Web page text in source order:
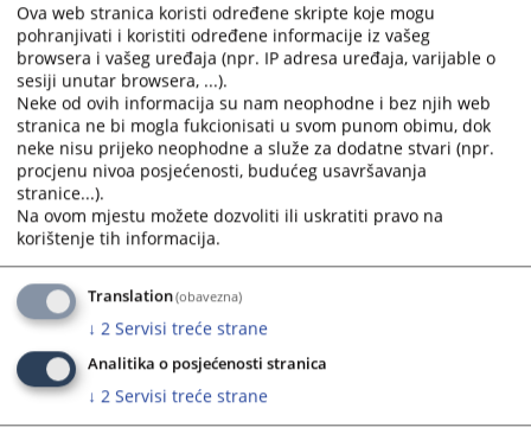
Naziv
Okružni sud u Trebinju
Naziv institucije:
Okružni sud u Trebinju
Adresa:
Vojvode Stepe Stepanovića br. 18, 89101 Trebinje
+387 59 491 400
Telefaks:
+387 59 491 410
Web stranica:
https://oksud-trebinje.pravosudje.ba
Radno vrijeme:
Potvrde koje
se mogu
dobiti u sudu:
Okružni sud u Trebinju izdaje uvjerenja da li je kod ovog
suda pokrenut upravni spor u odnosu na podnosioca
zahtjeva za izdavanje uvjerenja.
Potpredsjednik:
Duško Popić
Ova web stranica koristi određene skripte koje mogu
pohranjivati i koristiti određene informacije iz vašeg
browsera i vašeg uređaja (npr. IP adresa uređaja, varijable o
sesiji unutar browsera, ...).
Neke od ovih informacija su nam neophodne i bez njih web
stranica ne bi mogla fukcionisati u svom punom obimu, dok
neke nisu prijeko neophodne a služe za dodatne stvari (npr.
procjenu nivoa posjećenosti, budućeg usavršavanja
stranice...).
Na ovom mjestu možete dozvoliti ili uskratiti pravo na
korištenje tih informacija.
Translation(obavezna)
↓ 2 Servisi treće strane
Analitika o posjećenosti stranica
↓ 2 Servisi treće strane